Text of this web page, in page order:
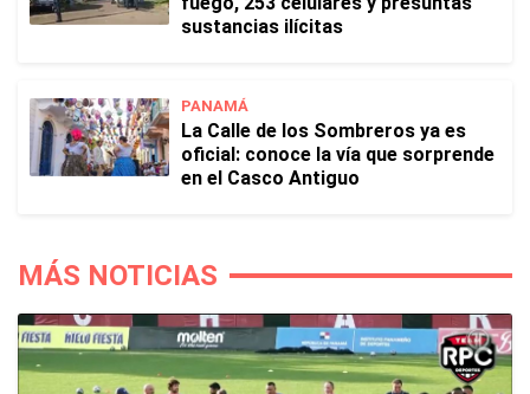
sustancias ilícitas
PANAMÁ
La Calle de los Sombreros ya es
oficial: conoce la vía que sorprende
en el Casco Antiguo
MÁS NOTICIAS